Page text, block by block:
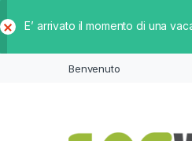
E’ arrivato il momento di una
Benvenuto